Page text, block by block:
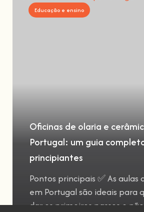
Educação e ensino
Oficinas de olaria e
Portugal: um guia
principiantes
Pontos principais ✅ As aulas
em Portugal são ideais para
dar os primeiros passos e